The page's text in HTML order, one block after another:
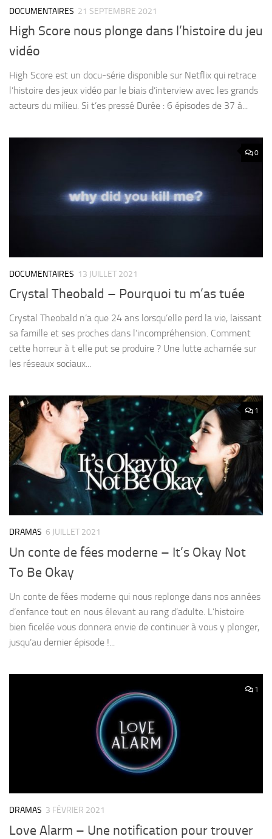
DOCUMENTAIRES 21 SEPTEMBRE 2021
High Score nous plonge dans l’histoire du jeu
vidéo
High Score est un docu-série disponible sur Netflix qui retrace
l’histoire des jeux vidéo par le biais d’interview avec les grands
acteurs du milieu. Si t’es pressé Durée : 6 épisodes de 37 à...
0
DOCUMENTAIRES 13 JUILLET 2021
Crystal Theobald – Pourquoi tu m’as tuée
Crystal Theobald n’a que 24 ans lorsqu’elle perd la vie, laissant
sa famille et ses proches dans l’incompréhension. Comment
cette horreur à t elle put se produire ? Une lutte acharnée sur
les réseaux sociaux...
1
DRAMAS 6 JUILLET 2021
Un conte de fées moderne – It’s Okay Not
To Be Okay
Un conte de fées moderne qui nous replonge dans nos années
d’enfance tout en nous élevant au rang d’adulte. L’histoire
bien ficelée vous donnera envie de continuer à vous y plonger,
jusqu’au dernier épisode !...
1
DRAMAS 3 FÉVRIER 2021
Love Alarm – Une notification pour trouver